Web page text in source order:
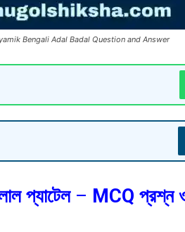
Bengali Adal Badal Question and Answer
প্যাটেল– MCQ প্রশ্ন